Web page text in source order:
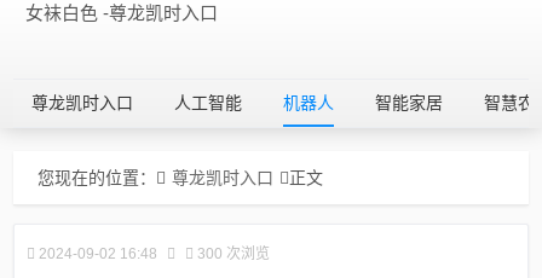
女袜白色 -尊龙凯时入口
尊龙凯时入口 人工智能 机器人 智能家居 智慧农
您现在的位置： 尊龙凯时入口 正文
2024-09-02 16:48 300 次浏览